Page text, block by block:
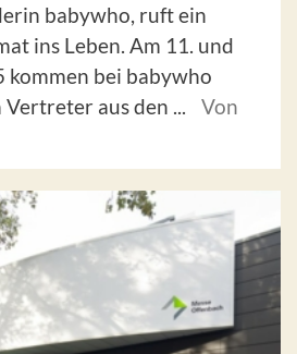
babywho, ruft ein
ins Leben. Am 11. und
kommen bei babywho
aus den ...
Von